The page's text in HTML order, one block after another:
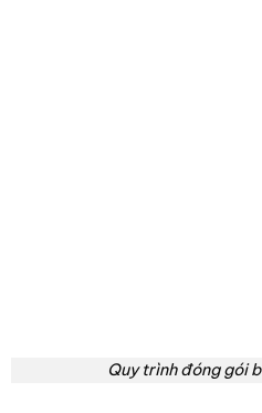
Quy trình đóng gói